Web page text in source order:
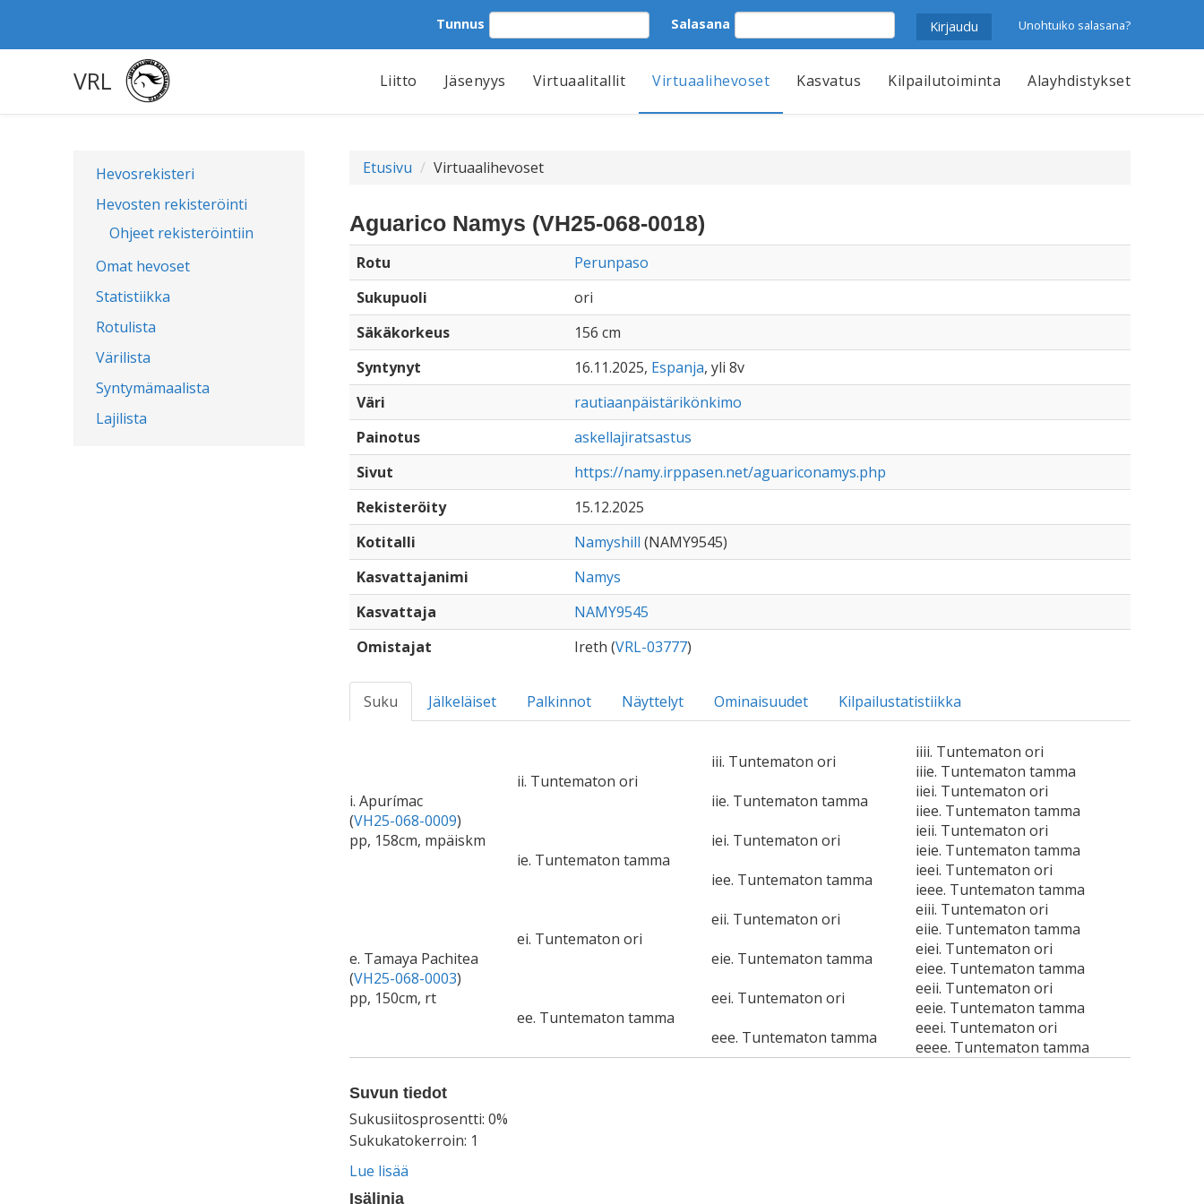
Tunnus Salasana Unohtuiko salasana?
VRL Liitto Jäsenyys Virtuaalitallit Virtuaalihevoset Kasvatus Kilpailutoiminta Alayhdistykset
Hevosrekisteri
Hevosten rekisteröinti
Ohjeet rekisteröintiin
Omat hevoset
Statistiikka
Rotulista
Värilista
Syntymämaalista
Lajilista
Etusivu Virtuaalihevoset
Aguarico Namys (VH25-068-0018)
Rotu
Perunpaso
Sukupuoli
ori
Säkäkorkeus
156 cm
Syntynyt
16.11.2025, Espanja, yli 8v
Väri
rautiaanpäistärikönkimo
Painotus
askellajiratsastus
Sivut
https://namy.irppasen.net/aguariconamys.php
Rekisteröity
15.12.2025
Kotitalli
Namyshill (NAMY9545)
Kasvattajanimi
Namys
Kasvattaja
NAMY9545
Omistajat
Ireth (VRL-03777)
Suku Jälkeläiset Palkinnot Näyttelyt Ominaisuudet Kilpailustatistiikka
i. Apurímac
(VH25-068-0009)
pp, 158cm, mpäiskm
ii. Tuntematon ori
iii. Tuntematon ori
iiii. Tuntematon ori
iiie. Tuntematon tamma
iie. Tuntematon tamma
iiei. Tuntematon ori
iiee. Tuntematon tamma
ie. Tuntematon tamma
iei. Tuntematon ori
ieii. Tuntematon ori
ieie. Tuntematon tamma
iee. Tuntematon tamma
ieei. Tuntematon ori
ieee. Tuntematon tamma
e. Tamaya Pachitea
(VH25-068-0003)
pp, 150cm, rt
ei. Tuntematon ori
eii. Tuntematon ori
eiii. Tuntematon ori
eiie. Tuntematon tamma
eie. Tuntematon tamma
eiei. Tuntematon ori
eiee. Tuntematon tamma
ee. Tuntematon tamma
eei. Tuntematon ori
eeii. Tuntematon ori
eeie. Tuntematon tamma
eee. Tuntematon tamma
eeei. Tuntematon ori
eeee. Tuntematon tamma
Suvun tiedot
Sukusiitosprosentti: 0%
Sukukatokerroin: 1
Lue lisää
Isälinja